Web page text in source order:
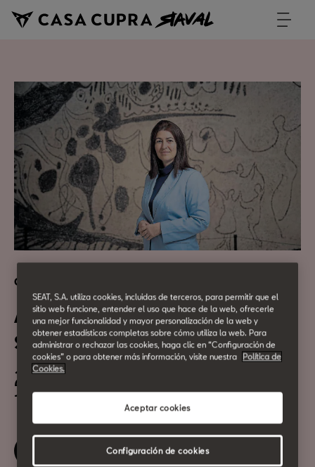
CASA CUPRA Talk
Afterwork El Periódico:
Sandra Bestraten
25 de junio
19:00h
Reserva tu entrada
SEAT, S.A. utiliza cookies, incluidas de terceros, para permitir que el
sitio web funcione, entender el uso que hace de la web, ofrecerle
una mejor funcionalidad y mayor personalización de la web y
obtener estadísticas completas sobre cómo utiliza la web. Para
administrar o rechazar las cookies, haga clic en “Configuración de
cookies” o para obtener más información, visite nuestra Política de
Cookies.
Aceptar cookies
Configuración de cookies